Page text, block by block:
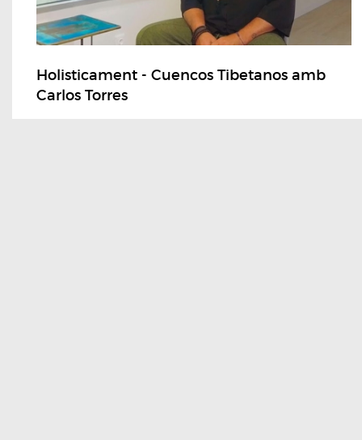
Holisticament - Cuencos Tibetanos amb
Carlos Torres